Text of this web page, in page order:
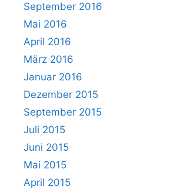
September 2016
Mai 2016
April 2016
März 2016
Januar 2016
Dezember 2015
September 2015
Juli 2015
Juni 2015
Mai 2015
April 2015